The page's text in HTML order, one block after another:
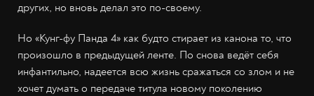
других, но вновь делал это по-своему.
Но «Кунг-фу Панда 4» как будто стирает из канона то, что
произошло в предыдущей ленте. По снова ведёт себя
инфантильно, надеется всю жизнь сражаться со злом и не
хочет думать о передаче титула новому поколению